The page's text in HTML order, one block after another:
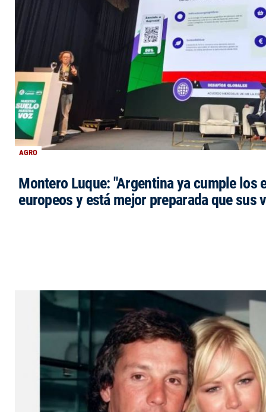
AGRO
Montero Luque: "Argentina ya cumple los
europeos y está mejor preparada que sus